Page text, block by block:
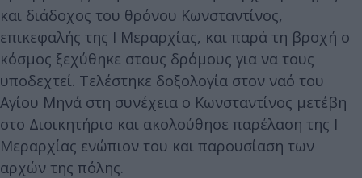
και διάδοχος του θρόνου Κωνσταντίνος,
επικεφαλής της Ι Μεραρχίας, και παρά τη βροχή ο
κόσμος ξεχύθηκε στους δρόμους για να τους
υποδεχτεί. Τελέστηκε δοξολογία στον ναό του
Αγίου Μηνά στη συνέχεια ο Κωνσταντίνος μετέβη
στο Διοικητήριο και ακολούθησε παρέλαση της Ι
Μεραρχίας ενώπιον του και παρουσίαση των
αρχών της πόλης.